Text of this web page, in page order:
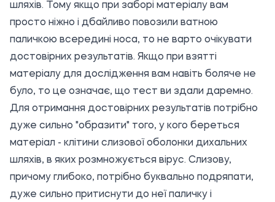
шляхів. Тому якщо при заборі матеріалу вам
просто ніжно і дбайливо повозили ватною
паличкою всередині носа, то не варто очікувати
достовірних результатів. Якщо при взятті
матеріалу для дослідження вам навіть боляче не
було, то це означає, що тест ви здали даремно.
Для отримання достовірних результатів потрібно
дуже сильно "образити" того, у кого береться
матеріал - клітини слизової оболонки дихальних
шляхів, в яких розмножується вірус. Слизову,
причому глибоко, потрібно буквально подряпати,
дуже сильно притиснути до неї паличку і